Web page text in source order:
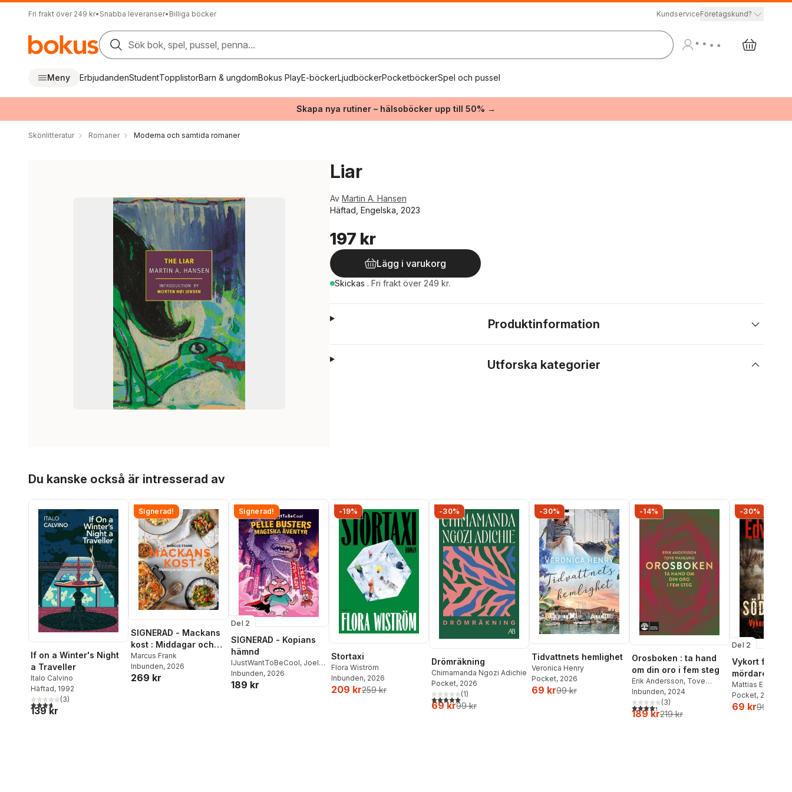
Fri frakt över 249 kr• Snabba leveranser• Billiga böcker KundserviceFöretagskund?
Sök bok, spel, pussel, penna...
Meny ErbjudandenStudentTopplistorBarn & ungdomBokus PlayE-böckerLjudböckerPocketböckerSpel och pussel
Skapa nya rutiner – hälsoböcker upp till 50% →
Skönlitteratur Romaner Moderna och samtida romaner
Liar
Av Martin A. Hansen
Häftad, Engelska, 2023
197 kr
Lägg i varukorg
Skickas . Fri frakt över 249 kr.
Produktinformation
Utforska kategorier
Du kanske också är intresserad av
If on a Winter's Night
a Traveller
Italo Calvino
Häftad, 1992
3,7utav 5 stjärnor. Totalt antal röster:
(3)
139 kr
Signerad!
SIGNERAD - Mackans
kost : Middagar och
matlådor
Marcus Frank
Inbunden, 2026
269 kr
Signerad!
Del 2
SIGNERAD - Kopians
hämnd
IJustWantToBeCool, Joel
Adolphson,Emil Ejdemo
Beer ,Victor Beer
Inbunden, 2026
189 kr
-19%
Stortaxi
Flora Wiström
Inbunden, 2026
209 kr259 kr
-30%
Drömräkning
Chimamanda Ngozi Adichie
Pocket, 2026
5,0utav 5 stjärnor. Totalt antal röster:
(1)
69 kr99 kr
-30%
Tidvattnets hemlighet
Veronica Henry
Pocket, 2026
69 kr99 kr
-14%
Orosboken : ta hand
om din oro i fem steg
Erik Andersson, Tove
Wahlund
Inbunden, 2024
4,3utav 5 stjärnor. Totalt antal röster:
(3)
189 kr219 kr
-30%
Del 2
Vykort från en
mördare
Mattias
Pocket, 2026
69 kr99 kr